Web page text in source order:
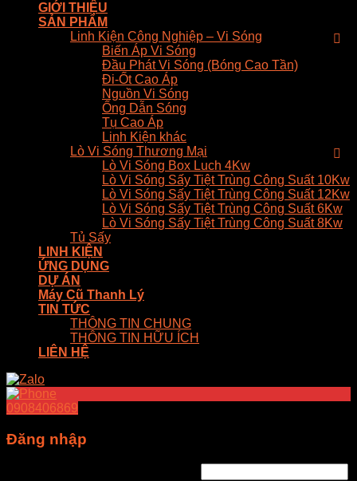
GIỚI THIỆU
SẢN PHẨM
Linh Kiện Công Nghiệp – Vi Sóng
Biến Áp Vi Sóng
Đầu Phát Vi Sóng (Bóng Cao Tần)
Đi-Ốt Cao Áp
Nguồn Vi Sóng
Ống Dẫn Sóng
Tụ Cao Áp
Linh Kiện khác
Lò Vi Sóng Thương Mại
Lò Vi Sóng Box Luch 4Kw
Lò Vi Sóng Sấy Tiệt Trùng Công Suất 10Kw
Lò Vi Sóng Sấy Tiệt Trùng Công Suất 12Kw
Lò Vi Sóng Sấy Tiệt Trùng Công Suất 6Kw
Lò Vi Sóng Sấy Tiệt Trùng Công Suất 8Kw
Tủ Sấy
LINH KIỆN
ỨNG DỤNG
DỰ ÁN
Máy Cũ Thanh Lý
TIN TỨC
THÔNG TIN CHUNG
THÔNG TIN HỮU ÍCH
LIÊN HỆ
0908406869
Đăng nhập